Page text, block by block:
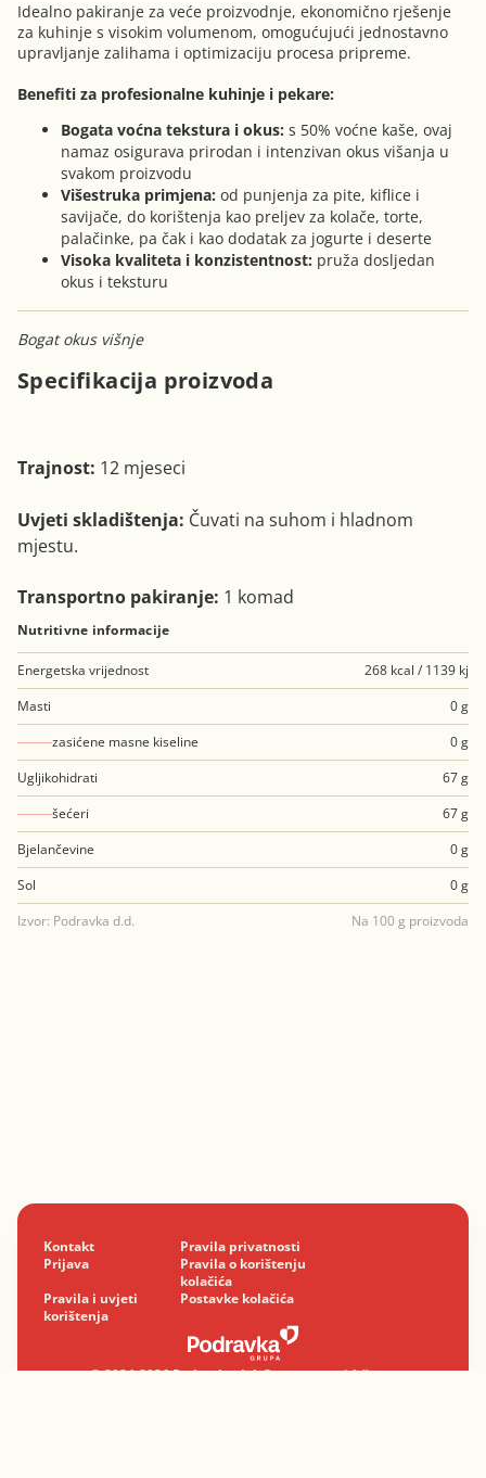
Idealno pakiranje za veće proizvodnje, ekonomično rješenje
za kuhinje s visokim volumenom, omogućujući jednostavno
upravljanje zalihama i optimizaciju procesa pripreme.
Benefiti za profesionalne kuhinje i pekare:
Bogata voćna tekstura i okus: s 50% voćne kaše, ovaj
namaz osigurava prirodan i intenzivan okus višanja u
svakom proizvodu
Višestruka primjena: od punjenja za pite, kiflice i
savijače, do korištenja kao preljev za kolače, torte,
palačinke, pa čak i kao dodatak za jogurte i deserte
Visoka kvaliteta i konzistentnost: pruža dosljedan
okus i teksturu
Bogat okus višnje
Specifikacija proizvoda
Trajnost: 12 mjeseci
Uvjeti skladištenja: Čuvati na suhom i hladnom
mjestu.
Transportno pakiranje: 1 komad
Nutritivne informacije
Energetska vrijednost
268 kcal / 1139 kj
Masti
0 g
zasićene masne kiseline
0 g
Ugljikohidrati
67 g
šećeri
67 g
Bjelančevine
0 g
Sol
0 g
Izvor: Podravka d.d.
Na 100 g proizvoda
Kontakt
Pravila privatnosti
Prijava
Pravila o korištenju
kolačića
Pravila i uvjeti
korištenja
Postavke kolačića
© 2024-2026 Podravka d.d. Sva prava pridržana.